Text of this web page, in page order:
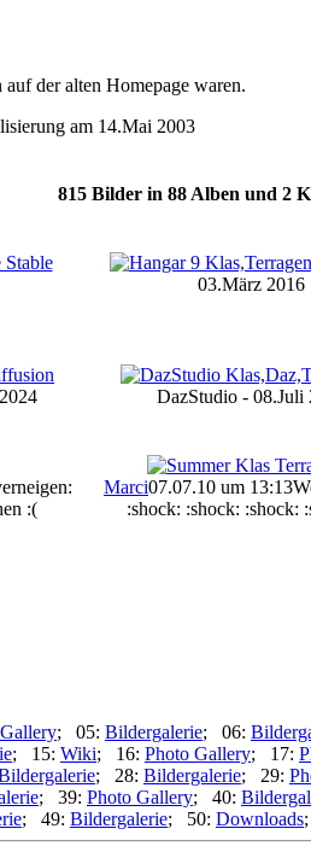
der alten Homepage waren.
am 14.Mai 2003
815 Bilder in 88 Alben und 2
03.März 2016
DazStudio - 08.Juli
:(
Marci07.07.10 um 13:13
:shock: :shock: :shock:
; 05: Bildergalerie; 06:
; 15: Wiki; 16: Photo Gallery; 17:
; 28: Bildergalerie; 29:
; 39: Photo Gallery; 40:
; 49: Bildergalerie; 50: Downloads